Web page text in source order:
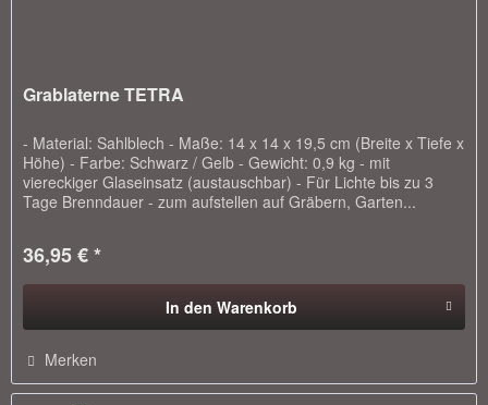
Grablaterne TETRA
- Material: Sahlblech - Maße: 14 x 14 x 19,5 cm (Breite x Tiefe x
Höhe) - Farbe: Schwarz / Gelb - Gewicht: 0,9 kg - mit
viereckiger Glaseinsatz (austauschbar) - Für Lichte bis zu 3
Tage Brenndauer - zum aufstellen auf Gräbern, Garten...
36,95 € *
In den Warenkorb
Merken